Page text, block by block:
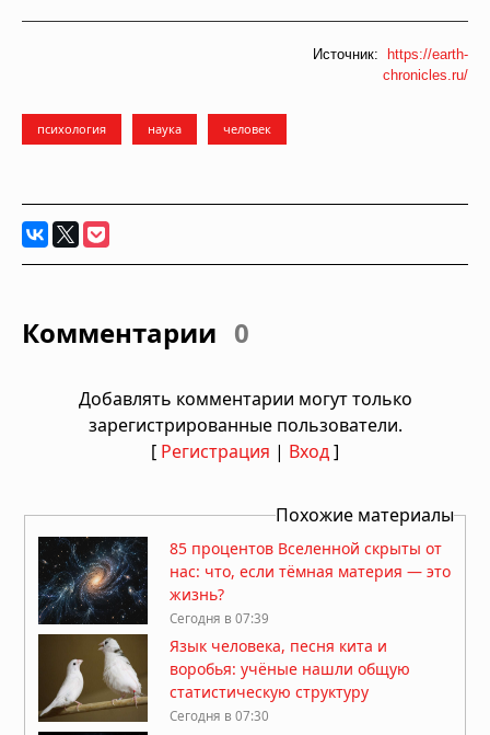
Источник:
https://earth-
chronicles.ru/
психология наука человек
Комментарии 0
Добавлять комментарии могут только
зарегистрированные пользователи.
[ Регистрация | Вход]
Похожие материалы
85 процентов Вселенной скрыты от
нас: что, если тёмная материя — это
жизнь?
Сегодня в 07:39
Язык человека, песня кита и
воробья: учёные нашли общую
статистическую структуру
Сегодня в 07:30